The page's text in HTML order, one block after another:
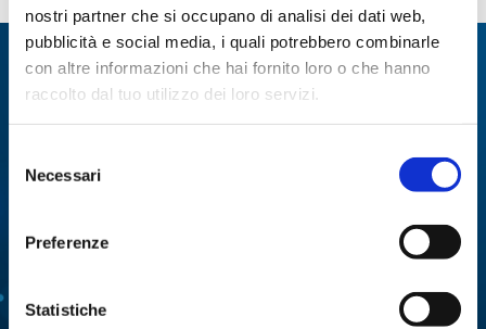
nostri partner che si occupano di analisi dei dati web,
pubblicità e social media, i quali potrebbero combinarle
con altre informazioni che hai fornito loro o che hanno
raccolto dal tuo utilizzo dei loro servizi.
delNecessari
Preferenze
Statistiche
Specialisti in:
Abbiamo sviluppato soluzioni, tecnologie e
ESTRAZIONE